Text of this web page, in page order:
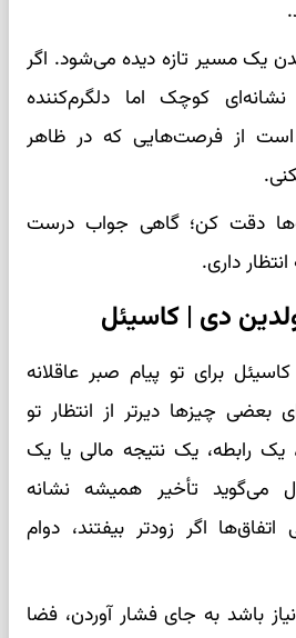
یک مسیر تازه دیده می‌شود. اگر
کوچک اما دلگرم‌کننده
است از فرصت‌هایی که در ظاهر
دقت کن؛ گاهی جواب درست
داری.
دی | کاسیئل
برای تو پیام صبر عاقلانه
چیزها دیرتر از انتظار تو
رابطه، یک نتیجه مالی یا یک
می‌گوید تأخیر همیشه نشانه
اگر زودتر بیفتند، دوام
باشد به جای فشار آوردن، فضا